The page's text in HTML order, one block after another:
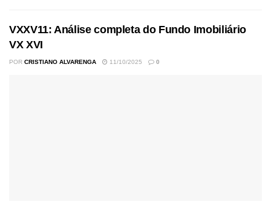
VXXV11: Análise completa do Fundo Imobiliário
VX XVI
POR CRISTIANO ALVARENGA 11/10/2025 0